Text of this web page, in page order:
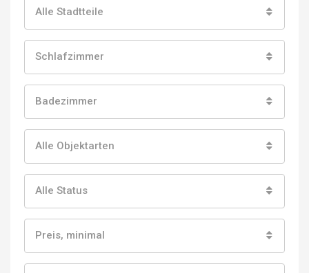
Alle Stadtteile
Schlafzimmer
Badezimmer
Alle Objektarten
Alle Status
Preis, minimal